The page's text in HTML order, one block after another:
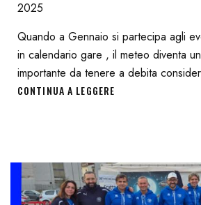
2025
Quando a Gennaio si partecipa agli
in calendario gare , il meteo diventa
importante da tenere a debita
CONTINUA A LEGGERE